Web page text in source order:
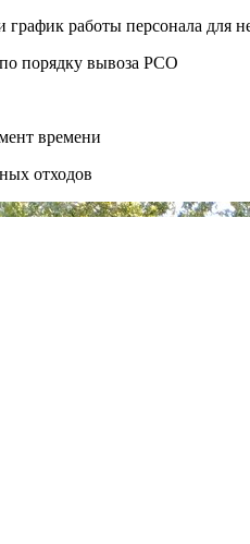
график работы персонала
порядку вывоза РСО
времени
отходов